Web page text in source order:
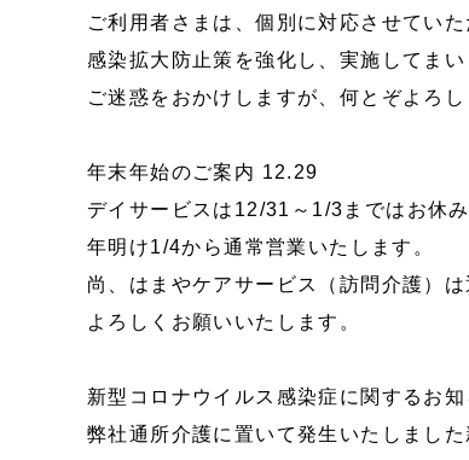
ご利用者さまは、個別に対応させてい
感染拡大防止策を強化し、実施してまい
ご迷惑をおかけしますが、何とぞよろし
年末年始のご案内 12.29
デイサービスは12/31～1/3まではお休み
年明け1/4から通常営業いたします。
尚、はまやケアサービス（訪問介護）は
よろしくお願いいたします。
新型コロナウイルス感染症に関するお
弊社通所介護に置いて発生いたしまし